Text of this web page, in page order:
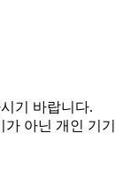
기 바랍니다.
아닌 개인 기기